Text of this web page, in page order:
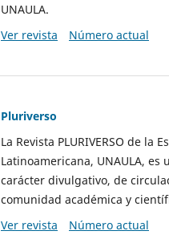
UNAULA.
Ver revista
Número actual
Pluriverso
La Revista PLURIVERSO de la
Latinoamericana, UNAULA,
carácter divulgativo, de
comunidad académica y
Ver revista
Número actual